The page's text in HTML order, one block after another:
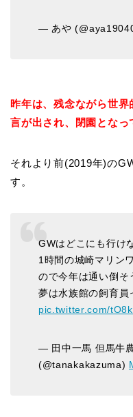
— あや
昨年は、残念ながら世
言が出され、閉園となっ
それより前(2019年)の
す。
GWはどこにも行け
1時間の城崎マリン
ので今年は通い倒そ
夢は水族館の飼育員
pic.twitter.com/
— 田中一馬 但馬牛
(@tanakakazuma)